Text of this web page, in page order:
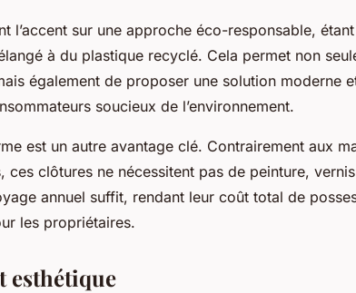
l’accent sur une approche éco-responsable,
à du plastique recyclé. Cela permet non
également de proposer une solution moderne
soucieux de l’environnement.
est un autre avantage clé. Contrairement aux
clôtures ne nécessitent pas de peinture,
annuel suffit, rendant leur coût total de
les propriétaires.
esthétique